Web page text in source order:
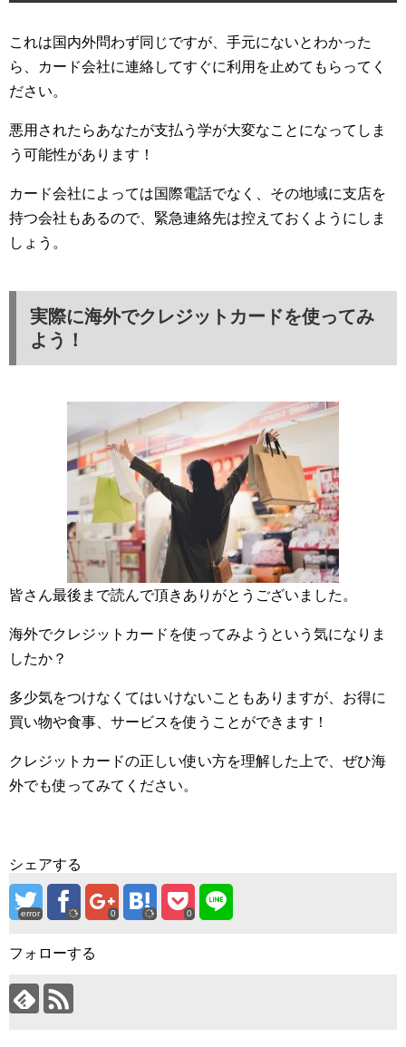
これは国内外問わず同じですが、手元にないとわかった
ら、カード会社に連絡してすぐに利用を止めてもらってく
ださい。
悪用されたらあなたが支払う学が大変なことになってしま
う可能性があります！
カード会社によっては国際電話でなく、その地域に支店を
持つ会社もあるので、緊急連絡先は控えておくようにしま
しょう。
実際に海外でクレジットカードを使ってみ
よう！
皆さん最後まで読んで頂きありがとうございました。
海外でクレジットカードを使ってみようという気になりま
したか？
多少気をつけなくてはいけないこともありますが、お得に
買い物や食事、サービスを使うことができます！
クレジットカードの正しい使い方を理解した上で、ぜひ海
外でも使ってみてください。
シェアする
error 0 0
フォローする